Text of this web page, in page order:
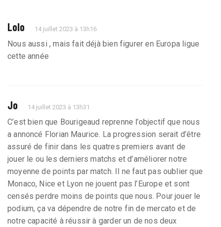
Lolo 14 juillet 2023 à 13h16
Nous aussi , mais fait déjà bien figurer en Europa ligue
cette année
Jo 14 juillet 2023 à 13h31
C’est bien que Bourigeaud reprenne l’objectif que nous
a annoncé Florian Maurice. La progression serait d’être
assuré de finir dans les quatres premiers avant de
jouer le ou les derniers matchs et d’améliorer notre
moyenne de points par match. Il ne faut pas oublier que
Monaco, Nice et Lyon ne jouent pas l’Europe et sont
censés perdre moins de points que nous. Pour jouer le
podium, ça va dépendre de notre fin de mercato et de
notre capacité à réussir à garder un de nos deux